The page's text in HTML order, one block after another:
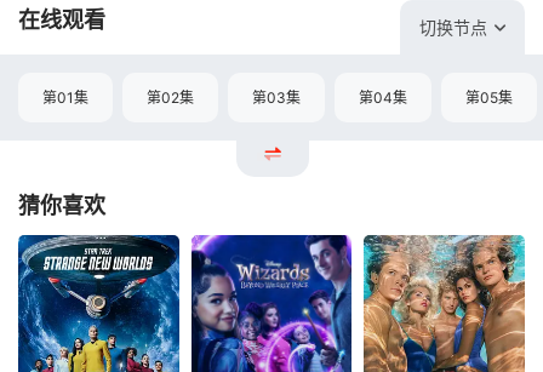
在线观看 切换节点
第01集 第02集 第03集 第04集 第05集
猜你喜欢